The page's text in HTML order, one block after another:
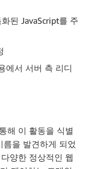
된 JavaScript를 주
에서 서버 측 리디
해 이 활동을 식별
을 발견하게 되었
양한 정상적인 웹